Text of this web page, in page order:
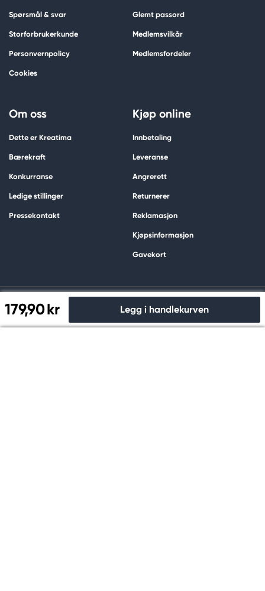
179,90 kr Legg i handlekurven
Spørsmål & svar
Storforbrukerkunde
Personvernpolicy
Cookies
Glemt passord
Medlemsvilkår
Medlemsfordeler
Om oss
Dette er Kreatima
Bærekraft
Konkurranse
Ledige stillinger
Pressekontakt
Kjøp online
Innbetaling
Leveranse
Angrerett
Returnerer
Reklamasjon
Kjøpsinformasjon
Gavekort